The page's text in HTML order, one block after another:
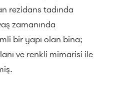
rezidans tadında
zamanında
bir yapı olan bina;
ve renkli mimarisi ile